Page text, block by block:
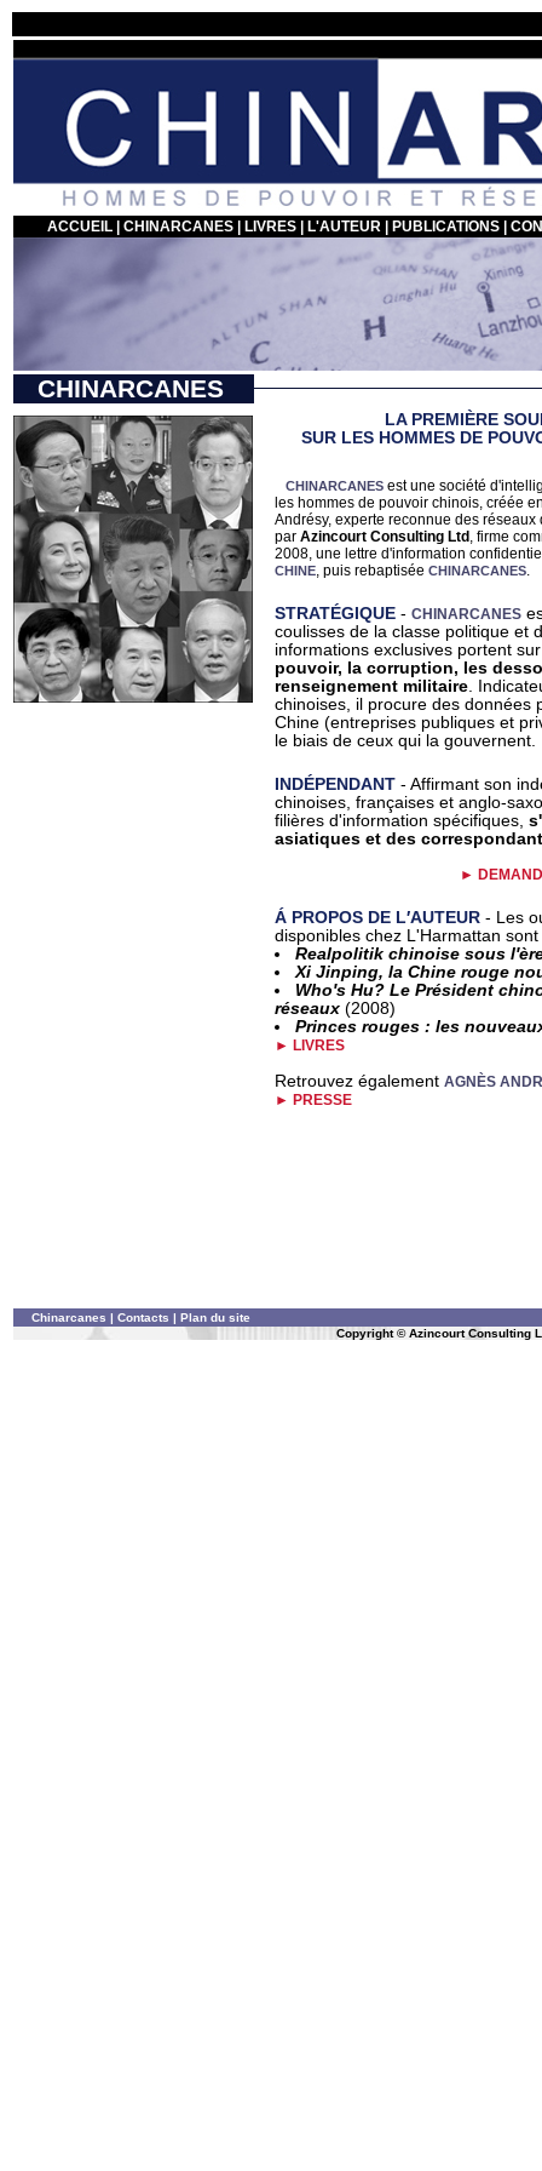
ACCUEIL CHINARCANES LIVRES L'AUTEUR PUBLICATIONS
CHINARCANES
LA PREMIÈRE
SUR LES HOMMES DE
CHINARCANES est une société
les hommes de pouvoir chinois, créée
Andrésy, experte reconnue des
par Azincourt Consulting Ltd , firme
2008, une lettre d'information
CHINE, puis rebaptisée CHINARCANES.
STRATÉGIQUE - CHINARCANES
coulisses de la classe politique et
informations exclusives portent
pouvoir, la corruption, les
renseignement militaire.
chinoises, il procure des données
Chine (entreprises publiques et
le biais de ceux qui la gouvernent.
INDÉPENDANT - Affirmant son
chinoises, françaises et anglo-
filières d'information spécifiques,
asiatiques et des
►
Á PROPOS DE L′AUTEUR - Les
disponibles chez L'Harmattan sont
Realpolitik chinoise sous
Xi Jinping, la Chine rouge
Who′s Hu? Le Président
réseaux (2008)
Princes rouges : les
► LIVRES
Retrouvez également AGNÈS
► PRESSE
Chinarcanes | Contacts | Plan du site
Copyright © Azincourt Consulting